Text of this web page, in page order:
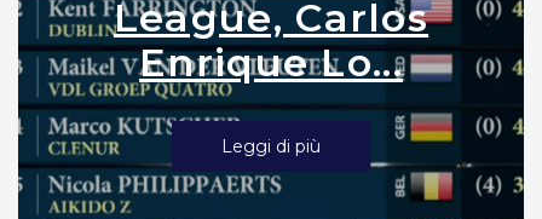
League, Carlos
Enrique Lo...
Leggi di più